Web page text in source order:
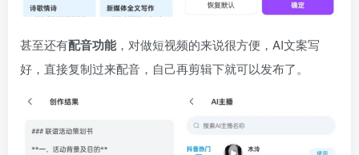
甚至还有配音功能，对做短视频的来说很方便，AI文案写
好，直接复制过来配音，自己再剪辑下就可以发布了。